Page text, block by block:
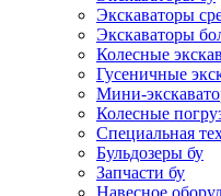
Экскаваторы
Экскаваторы
Колесные
Гусеничные
Мини-
Колесные
Специальная
Бульдозеры бу
Запчасти бу
Навесное